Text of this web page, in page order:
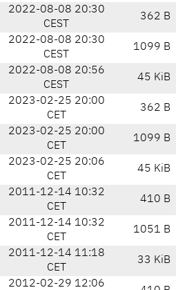
2022-08-08 20:30
CEST
362 B
2022-08-08 20:30
CEST
1099 B
2022-08-08 20:56
CEST
45 KiB
2023-02-25 20:00
CET
362 B
2023-02-25 20:00
CET
1099 B
2023-02-25 20:06
CET
45 KiB
2011-12-14 10:32
CET
410 B
2011-12-14 10:32
CET
1051 B
2011-12-14 11:18
CET
33 KiB
2012-02-29 12:06